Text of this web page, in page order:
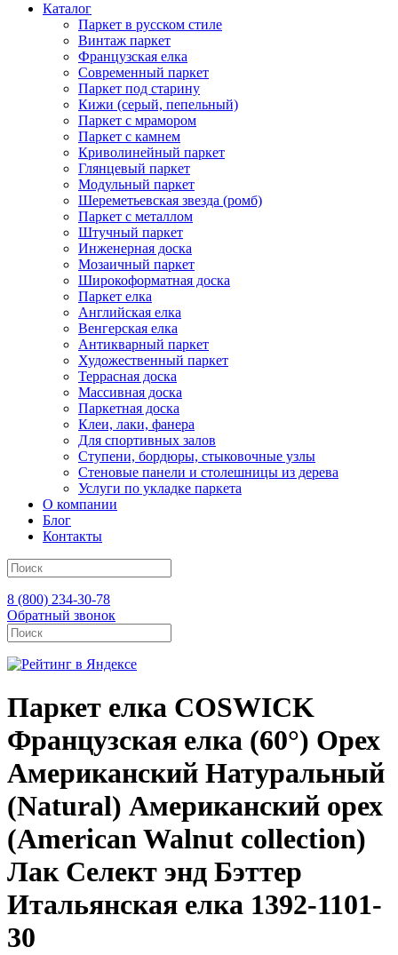
Каталог
Паркет в русском стиле
Винтаж паркет
Французская елка
Современный паркет
Паркет под старину
Кижи (серый, пепельный)
Паркет с мрамором
Паркет с камнем
Криволинейный паркет
Глянцевый паркет
Модульный паркет
Шереметьевская звезда (ромб)
Паркет с металлом
Штучный паркет
Инженерная доска
Мозаичный паркет
Широкоформатная доска
Паркет елка
Английская елка
Венгерская елка
Антикварный паркет
Художественный паркет
Террасная доска
Массивная доска
Паркетная доска
Клеи, лаки, фанера
Для спортивных залов
Ступени, бордюры, стыковочные узлы
Стеновые панели и столешницы из дерева
Услуги по укладке паркета
О компании
Блог
Контакты
8 (800) 234-30-78
Обратный звонок
Паркет елка COSWICK
Французская елка (60°) Орех
Американский Натуральный
(Natural) Американский орех
(American Walnut collection)
Лак Селект энд Бэттер
Итальянская елка 1392-1101-
30